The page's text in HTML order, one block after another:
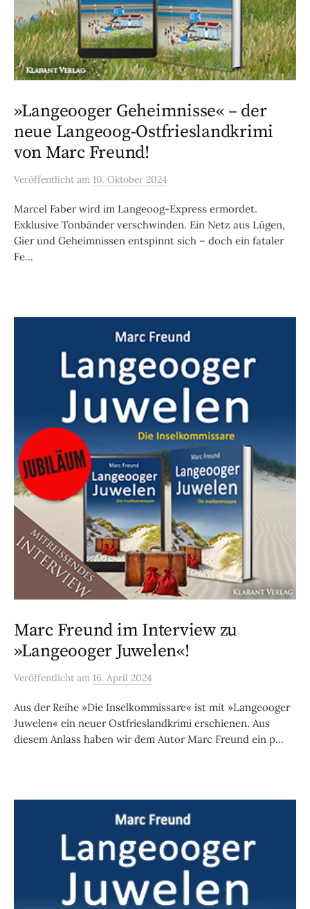
»Langeooger Geheimnisse« – der
neue Langeoog-Ostfrieslandkrimi
von Marc Freund!
Veröffentlicht am 10. Oktober 2024
Marcel Faber wird im Langeoog-Express ermordet.
Exklusive Tonbänder verschwinden. Ein Netz aus Lügen,
Gier und Geheimnissen entspinnt sich – doch ein fataler
Fe...
Marc Freund im Interview zu
»Langeooger Juwelen«!
Veröffentlicht am 16. April 2024
Aus der Reihe »Die Inselkommissare« ist mit »Langeooger
Juwelen« ein neuer Ostfrieslandkrimi erschienen. Aus
diesem Anlass haben wir dem Autor Marc Freund ein p...